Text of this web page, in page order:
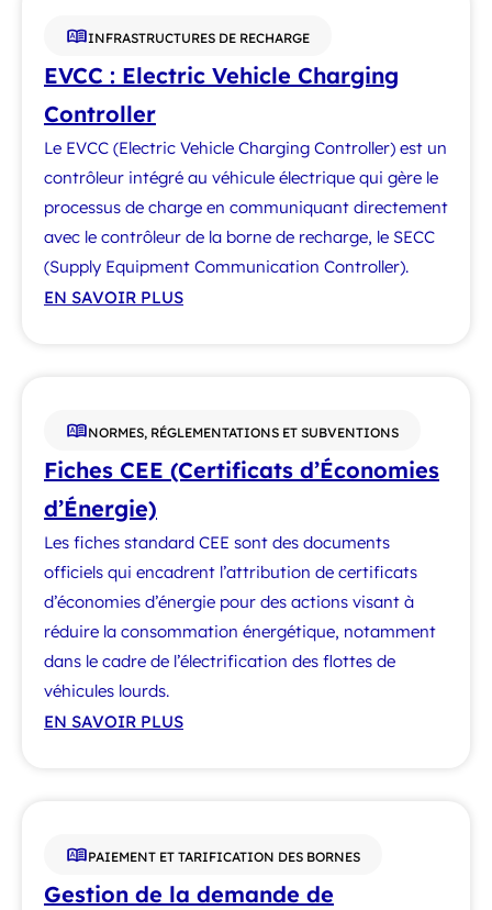
INFRASTRUCTURES DE RECHARGE
EVCC : Electric Vehicle Charging
Controller
Le EVCC (Electric Vehicle Charging Controller) est un
contrôleur intégré au véhicule électrique qui gère le
processus de charge en communiquant directement
avec le contrôleur de la borne de recharge, le SECC
(Supply Equipment Communication Controller).
EN SAVOIR PLUS
NORMES, RÉGLEMENTATIONS ET SUBVENTIONS
Fiches CEE (Certificats d’Économies
d’Énergie)
Les fiches standard CEE sont des documents
officiels qui encadrent l’attribution de certificats
d’économies d’énergie pour des actions visant à
réduire la consommation énergétique, notamment
dans le cadre de l’électrification des flottes de
véhicules lourds.
EN SAVOIR PLUS
PAIEMENT ET TARIFICATION DES BORNES
Gestion de la demande de